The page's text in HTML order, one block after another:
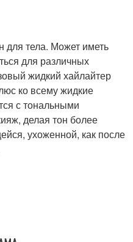
тела. Может иметь
для различных
жидкий хайлайтер
ко всему жидкие
с тональными
делая тон более
ухоженной, как после